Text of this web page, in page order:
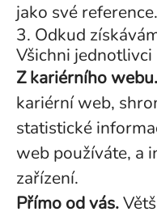
jako své reference.
3. Odkud
Všichni jednotlivci
Z kariérního webu.
kariérní web,
statistické
web používáte, a
zařízení.
Přímo od vás.